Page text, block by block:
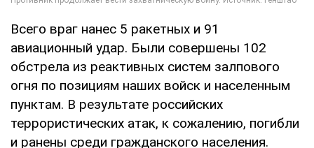
Всего враг нанес 5 ракетных и 91
авиационный удар. Были совершены 102
обстрела из реактивных систем залпового
огня по позициям наших войск и населенным
пунктам. В результате российских
террористических атак, к сожалению, погибли
и ранены среди гражданского населения.